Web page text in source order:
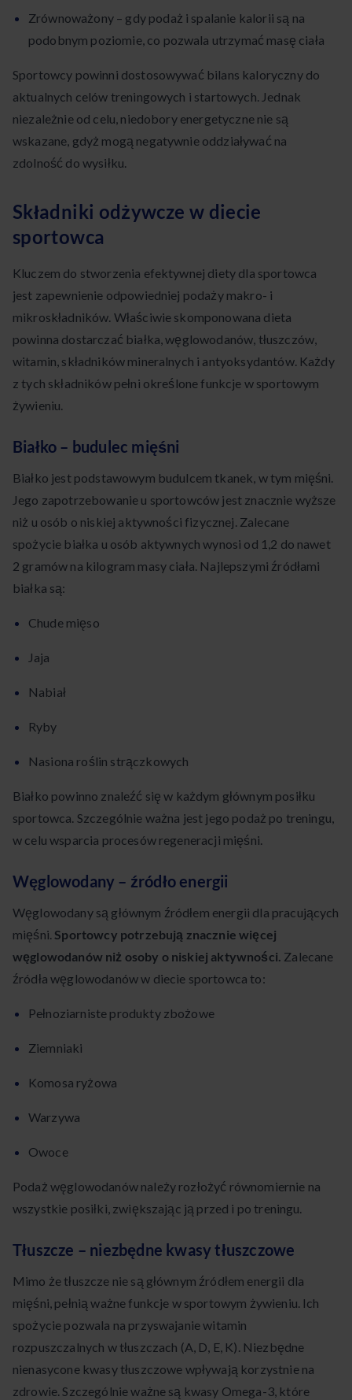
Zrównoważony – gdy podaż i spalanie kalorii są na
podobnym poziomie, co pozwala utrzymać masę ciała
Sportowcy powinni dostosowywać bilans kaloryczny do
aktualnych celów treningowych i startowych. Jednak
niezależnie od celu, niedobory energetyczne nie są
wskazane, gdyż mogą negatywnie oddziaływać na
zdolność do wysiłku.
Składniki odżywcze w diecie
sportowca
Kluczem do stworzenia efektywnej diety dla sportowca
jest zapewnienie odpowiedniej podaży makro- i
mikroskładników. Właściwie skomponowana dieta
powinna dostarczać białka, węglowodanów, tłuszczów,
witamin, składników mineralnych i antyoksydantów. Każdy
z tych składników pełni określone funkcje w sportowym
żywieniu.
Białko – budulec mięśni
Białko jest podstawowym budulcem tkanek, w tym mięśni.
Jego zapotrzebowanie u sportowców jest znacznie wyższe
niż u osób o niskiej aktywności fizycznej. Zalecane
spożycie białka u osób aktywnych wynosi od 1,2 do nawet
2 gramów na kilogram masy ciała. Najlepszymi źródłami
białka są:
Chude mięso
Jaja
Nabiał
Ryby
Nasiona roślin strączkowych
Białko powinno znaleźć się w każdym głównym posiłku
sportowca. Szczególnie ważna jest jego podaż po treningu,
w celu wsparcia procesów regeneracji mięśni.
Węglowodany – źródło energii
Węglowodany są głównym źródłem energii dla pracujących
mięśni.Sportowcy potrzebują znacznie więcej
węglowodanów niż osoby o niskiej aktywności. Zalecane
źródła węglowodanów w diecie sportowca to:
Pełnoziarniste produkty zbożowe
Ziemniaki
Komosa ryżowa
Warzywa
Owoce
Podaż węglowodanów należy rozłożyć równomiernie na
wszystkie posiłki, zwiększając ją przed i po treningu.
Tłuszcze – niezbędne kwasy tłuszczowe
Mimo że tłuszcze nie są głównym źródłem energii dla
mięśni, pełnią ważne funkcje w sportowym żywieniu. Ich
spożycie pozwala na przyswajanie witamin
rozpuszczalnych w tłuszczach (A, D, E, K). Niezbędne
nienasycone kwasy tłuszczowe wpływają korzystnie na
zdrowie. Szczególnie ważne są kwasy Omega-3, które